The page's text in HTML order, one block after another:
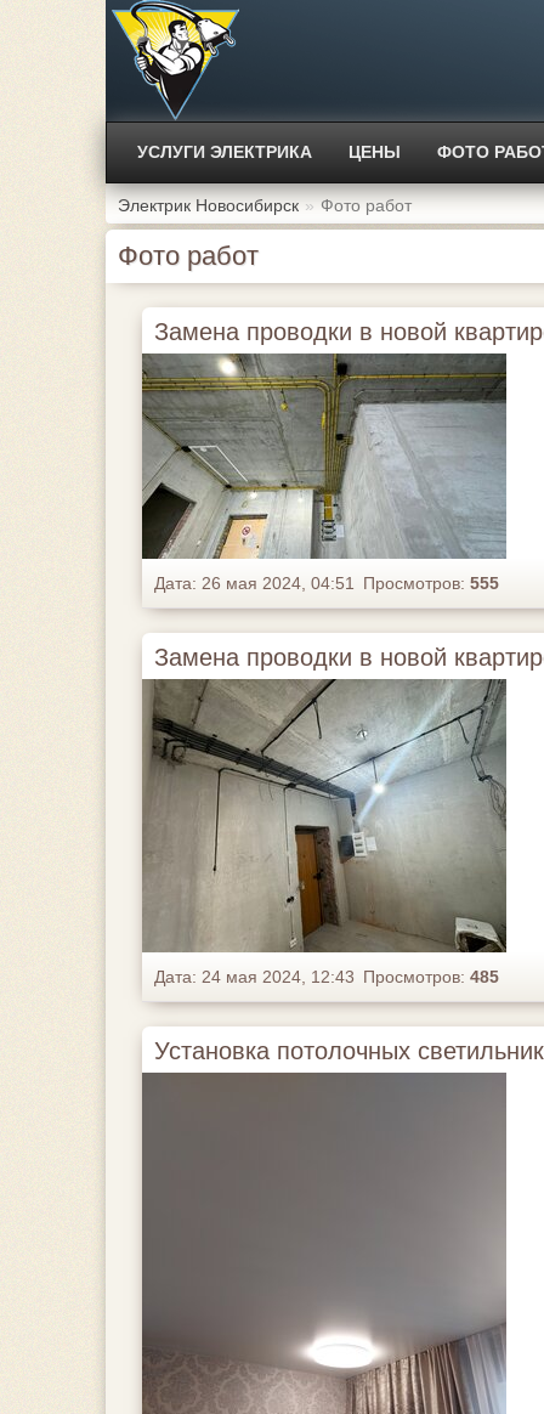
УСЛУГИ ЭЛЕКТРИКА ЦЕНЫ ФОТО
Электрик Новосибирск Фото работ
Фото работ
Замена проводки в новой
Дата: 26 мая 2024, 04:51 Просмотров: 555
Замена проводки в новой
Дата: 24 мая 2024, 12:43 Просмотров: 485
Установка потолочных